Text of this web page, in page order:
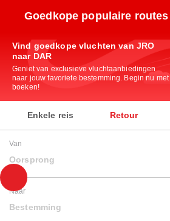
Goedkope populaire routes
Vind goedkope vluchten van JRO
naar DAR
Geniet van exclusieve vluchtaanbiedingen
naar jouw favoriete bestemming. Begin nu met
boeken!
Enkele reis Retour
Van
Oorsprong
Naar
Bestemming